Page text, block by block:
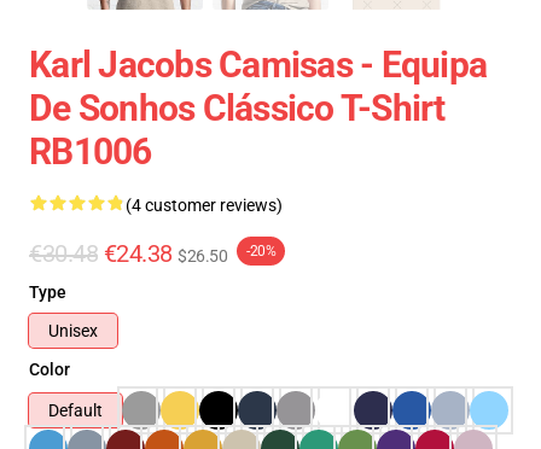
Karl Jacobs Camisas - Equipa
De Sonhos Clássico T-Shirt
RB1006
(4 customer reviews)
€30.48 €24.38 $26.50 -20%
Type
Unisex
Color
Default